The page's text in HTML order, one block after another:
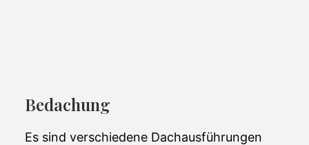
Ein stilvolles flaches, modulares Haus -
100% industriell in Spanien gefertigt.
Bedachung
Es sind verschiedene Dachausführungen